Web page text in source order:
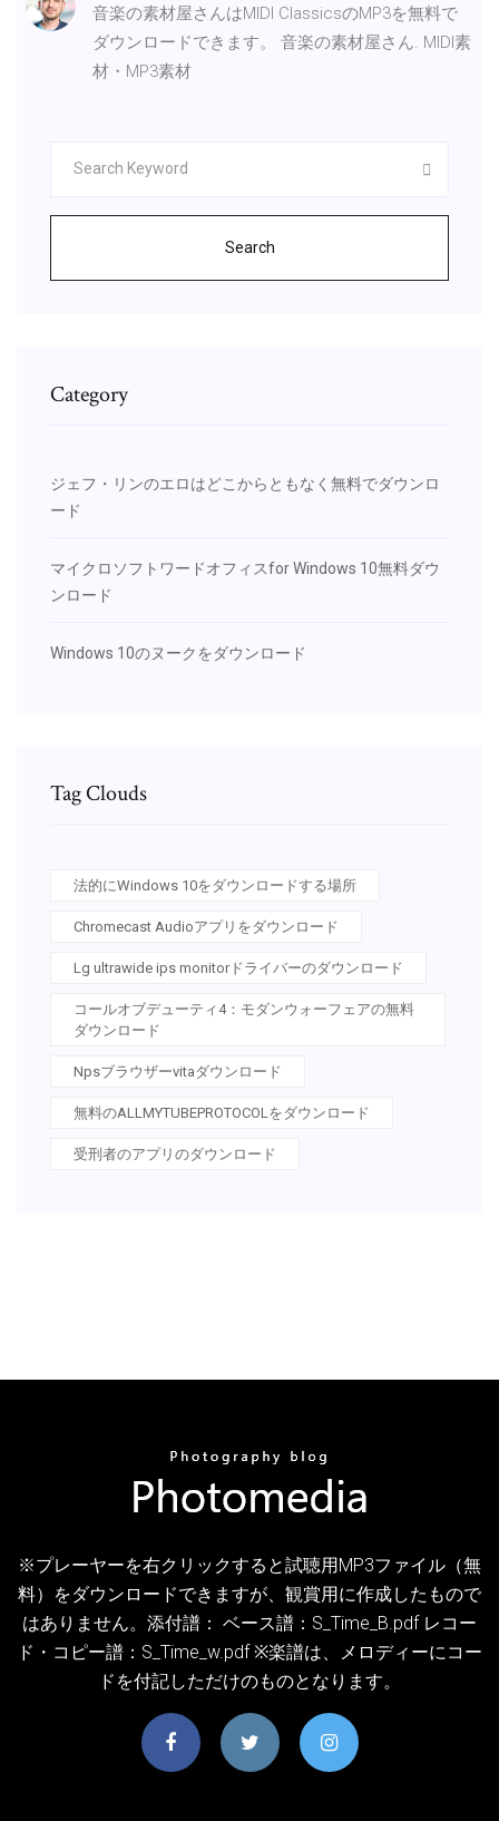
音楽の素材屋さんはMIDI ClassicsのMP3を無料で
ダウンロードできます。 音楽の素材屋さん. MIDI素
材・MP3素材
Search
Category
ジェフ・リンのエロはどこからともなく無料でダウンロ
ード
マイクロソフトワードオフィスfor Windows 10無料ダウ
ンロード
Windows 10のヌークをダウンロード
Tag Clouds
法的にWindows 10をダウンロードする場所
Chromecast Audioアプリをダウンロード
Lg ultrawide ips monitorドライバーのダウンロード
コールオブデューティ4：モダンウォーフェアの無料
ダウンロード
Npsブラウザーvitaダウンロード
無料のALLMYTUBEPROTOCOLをダウンロード
受刑者のアプリのダウンロード
※プレーヤーを右クリックすると試聴用MP3ファイル（無
料）をダウンロードできますが、観賞用に作成したもので
はありません。添付譜： ベース譜：S_Time_B.pdf レコー
ド・コピー譜：S_Time_w.pdf ※楽譜は、メロディーにコー
ドを付記しただけのものとなります。